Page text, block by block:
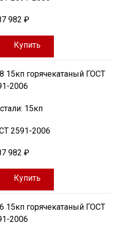
982 ₽
Купить
15кп горячекатаный ГОСТ
2006
15кп
2591-2006
982 ₽
Купить
15кп горячекатаный ГОСТ
2006